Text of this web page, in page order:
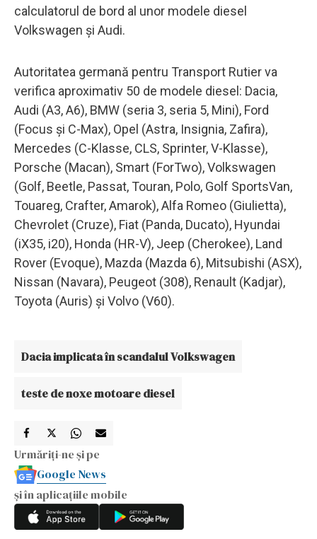
calculatorul de bord al unor modele diesel
Volkswagen şi Audi.
Autoritatea germană pentru Transport Rutier va
verifica aproximativ 50 de modele diesel: Dacia,
Audi (A3, A6), BMW (seria 3, seria 5, Mini), Ford
(Focus şi C-Max), Opel (Astra, Insignia, Zafira),
Mercedes (C-Klasse, CLS, Sprinter, V-Klasse),
Porsche (Macan), Smart (ForTwo), Volkswagen
(Golf, Beetle, Passat, Touran, Polo, Golf SportsVan,
Touareg, Crafter, Amarok), Alfa Romeo (Giulietta),
Chevrolet (Cruze), Fiat (Panda, Ducato), Hyundai
(iX35, i20), Honda (HR-V), Jeep (Cherokee), Land
Rover (Evoque), Mazda (Mazda 6), Mitsubishi (ASX),
Nissan (Navara), Peugeot (308), Renault (Kadjar),
Toyota (Auris) şi Volvo (V60).
Dacia implicata în scandalul Volkswagen
teste de noxe motoare diesel
Urmăriți-ne și pe
Google News
și în aplicațiile mobile